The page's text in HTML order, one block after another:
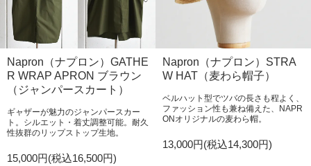
Napron（ナプロン）GATHE
R WRAP APRON ブラウン
（ジャンパースカート）
ギャザーが魅力のジャンパースカー
ト。シルエット・着丈調整可能。耐久
性抜群のリップストップ生地。
15,000円(税込16,500円)
Napron（ナプロン）STRA
W HAT（麦わら帽子）
ベルハット型でツバの長さも程よく、
ファッション性も兼ね備えた、NAPR
ONオリジナルの麦わら帽。
13,000円(税込14,300円)